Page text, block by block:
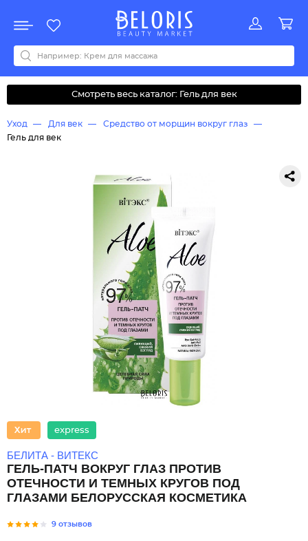
Акции
Все бренды
0-9ABCDEFGHIJKLMNOPQRSTUVWYZАБВДЗИМОКЛНПРСТУФ
Смотреть весь каталог: Гель для век
Уход Для век
Средство от морщин вокруг глаз
Гель для век
express
БЕЛИТА - ВИТЕКС
ГЕЛЬ-ПАТЧ ВОКРУГ ГЛАЗ ПРОТИВ
ОТЕЧНОСТИ И ТЕМНЫХ КРУГОВ ПОД
ГЛАЗАМИ БЕЛОРУССКАЯ КОСМЕТИКА
9 отзывов